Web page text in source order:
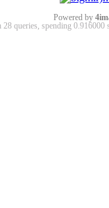
Powered by
28 queries, spending